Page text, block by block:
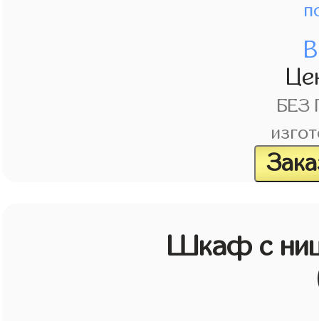
БЕЗ
Шкаф с